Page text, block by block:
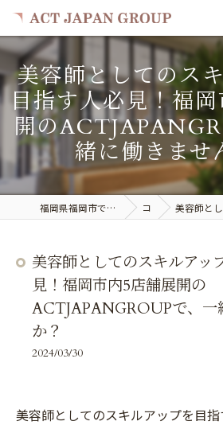
美容師としてのス
目指す人必見！福
開の
緒に働きませ
福岡県福岡市で美容室の求人ならACT JAPAN GROUP コラム 美容師としてのスキルアップを目
美容師としてのスキルアッ
見！福岡市内5店舗展開の
ACTJAPANGROUPで、一
か？
2024/03/30
美容師としてのスキルアップを目指